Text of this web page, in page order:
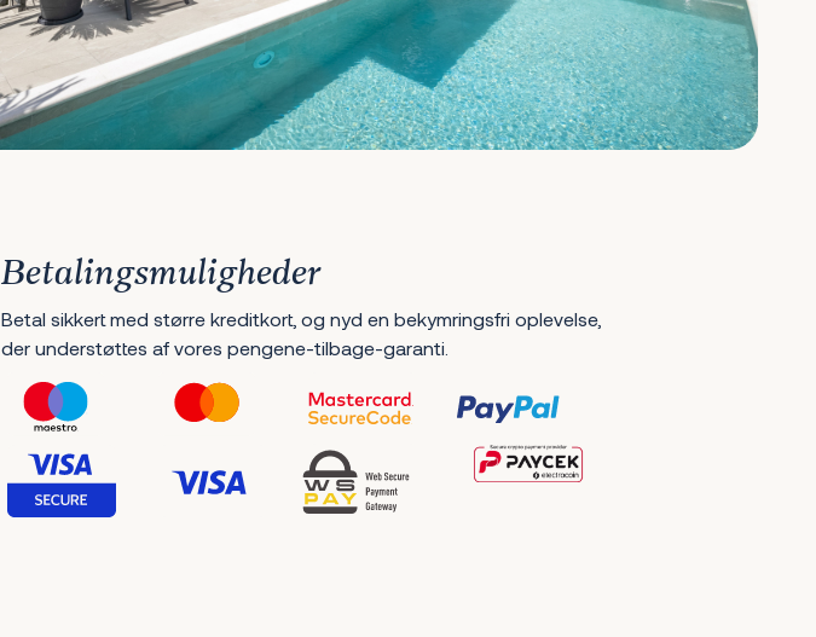
Betalingsmuligheder
Betal sikkert med større kreditkort, og nyd en bekymringsfri oplevelse,
der understøttes af vores pengene-tilbage-garanti.